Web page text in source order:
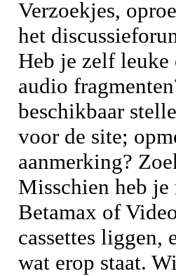
Verzoekjes,
het
Heb je zelf
audio
beschikbaar
voor de site;
aanmerking?
Misschien heb je
Betamax of
cassettes liggen,
wat erop staat.